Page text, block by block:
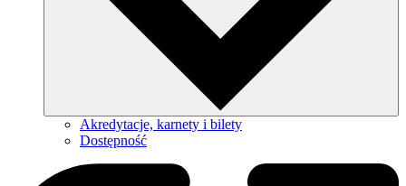
Akredytacje, karnety i bilety
Dostępność